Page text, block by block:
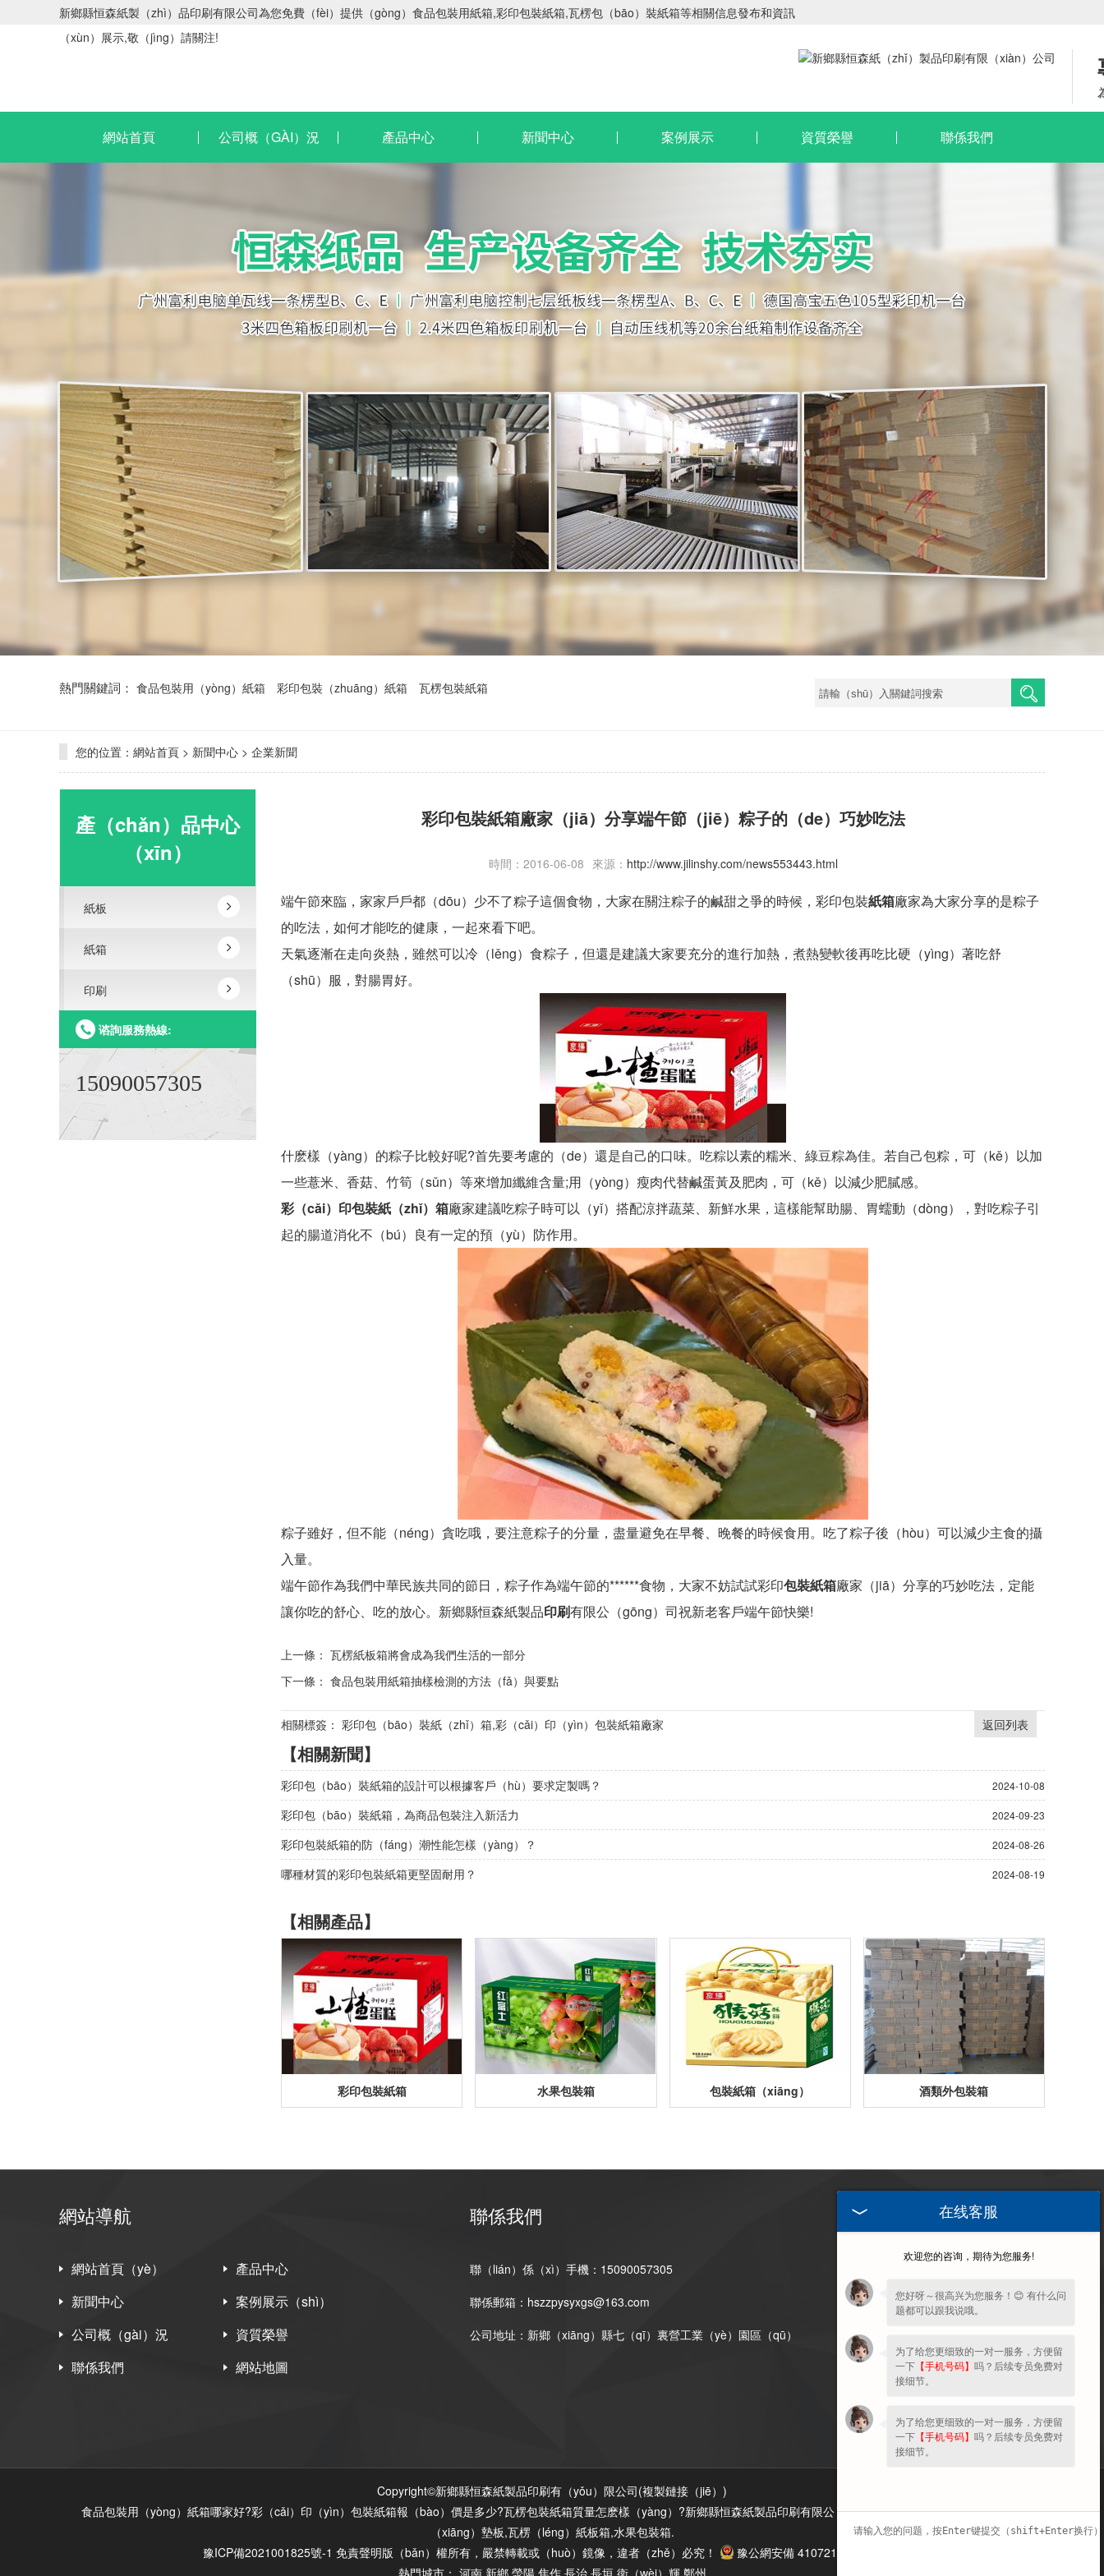
新鄉縣恒森紙製（zhì）品印刷有限公司為您免費（fèi）提供（gòng）食品包裝用紙箱,彩印包裝紙箱,瓦楞包（bāo）裝紙箱等相關信息發布和資訊
（xùn）展示,敬（jìng）請關注!
網站首頁 公司概（GÀI）況 產品中心 新聞中心 案例展示 資質榮譽 聯係我們
熱門關鍵詞： 食品包裝用（yòng）紙箱 彩印包裝（zhuāng）紙箱 瓦楞包裝紙箱
您的位置： 網站首頁 > 新聞中心 > 企業新聞
產（chǎn）品中心
（xīn）
紙板
紙箱
印刷
谘詢服務熱線:
15090057305
彩印包裝紙箱廠家（jiā）分享端午節（jiē）粽子的（de）巧妙吃法
時間：2016-06-08 來源： http://www.jilinshy.com/news553443.html
端午節來臨，家家戶戶都（dōu）少不了粽子這個食物，大家在關注粽子的鹹甜之爭的時候，彩印包裝紙箱廠家為大家分享的是粽子
的吃法，如何才能吃的健康，一起來看下吧。
天氣逐漸在走向炎熱，雖然可以冷（lěng）食粽子，但還是建議大家要充分的進行加熱，煮熱變軟後再吃比硬（yìng）著吃舒
（shū）服，對腸胃好。
什麽樣（yàng）的粽子比較好呢?首先要考慮的（de）還是自己的口味。吃粽以素的糯米、綠豆粽為佳。若自己包粽，可（kě）以加
一些薏米、香菇、竹筍（sǔn）等來增加纖維含量;用（yòng）瘦肉代替鹹蛋黃及肥肉，可（kě）以減少肥膩感。
彩（cǎi）印包裝紙（zhǐ）箱廠家建議吃粽子時可以（yǐ）搭配涼拌蔬菜、新鮮水果，這樣能幫助腸、胃蠕動（dòng），對吃粽子引
起的腸道消化不（bú）良有一定的預（yù）防作用。
粽子雖好，但不能（néng）貪吃哦，要注意粽子的分量，盡量避免在早餐、晚餐的時候食用。吃了粽子後（hòu）可以減少主食的攝
入量。
端午節作為我們中華民族共同的節日，粽子作為端午節的******食物，大家不妨試試彩印包裝紙箱廠家（jiā）分享的巧妙吃法，定能
讓你吃的舒心、吃的放心。新鄉縣恒森紙製品印刷有限公（gōng）司祝新老客戶端午節快樂!
上一條： 瓦楞紙板箱將會成為我們生活的一部分
下一條： 食品包裝用紙箱抽樣檢測的方法（fǎ）與要點
相關標簽： 彩印包（bāo）裝紙（zhǐ）箱,彩（cǎi）印（yìn）包裝紙箱廠家 返回列表
【相關新聞】
彩印包（bāo）裝紙箱的設計可以根據客戶（hù）要求定製嗎？ 2024-10-08
彩印包（bāo）裝紙箱，為商品包裝注入新活力 2024-09-23
彩印包裝紙箱的防（fáng）潮性能怎樣（yàng）？ 2024-08-26
哪種材質的彩印包裝紙箱更堅固耐用？ 2024-08-19
【相關產品】
彩印包裝紙箱 水果包裝箱 包裝紙箱（xiāng） 酒類外包裝箱
網站導航
網站首頁（yè）
產品中心
新聞中心
案例展示（shì）
公司概（gài）況
資質榮譽
聯係我們
網站地圖
聯係我們
聯（lián）係（xì）手機：15090057305
聯係郵箱：hszzpysyxgs@163.com
公司地址：新鄉（xiāng）縣七（qī）裏營工業（yè）園區（qū）
訪問手
（shǒu）機
（jī）端
（duān）
Copyright©新鄉縣恒森紙製品印刷有（yǒu）限公司(複製鏈接（jiē） )
食品包裝用（yòng）紙箱哪家好?彩（cǎi）印（yìn）包裝紙箱報（bào）價是多少?瓦楞包裝紙箱質量怎麽樣（yàng）?新鄉縣恒森紙製品印刷有限公（gōng）司（sī）承接瓦楞紙板,紙箱
（xiāng）墊板,瓦楞（léng）紙板箱,水果包裝箱.
豫ICP備2021001825號-1 免責聲明版（bǎn）權所有，嚴禁轉載或（huò）鏡像，違者（zhě）必究！
豫公網安備 41072102000813號
熱門城市： 河南 新鄉 滎陽 焦作 長治 長垣 衛（wèi）輝 鄭州
在线客服
欢迎您的咨询，期待为您服务!
您好呀～很高兴为您服务！😊 有什么问
题都可以跟我说哦。
为了给您更细致的一对一服务，方便留
一下 【手机号码】 吗？后续专员免费对
接细节。
为了给您更细致的一对一服务，方便留
一下 【手机号码】 吗？后续专员免费对
接细节。